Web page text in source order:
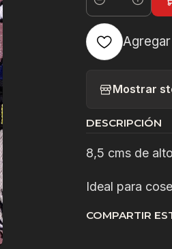
Cantidad
Mostrar
DESCRIPCIÓN
8,5 cms de
Ideal para
COMPARTIR